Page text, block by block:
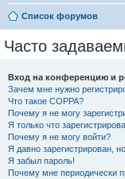
Список форумов
Часто
Вход на конференцию и
Зачем мне нужно
Что такое COPPA?
Почему я не могу
Я только что
Почему я не могу войти?
Я давно зарегистрирован,
Я забыл пароль!
Почему мне периодически